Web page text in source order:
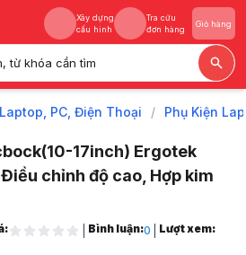
Xây dựng
cấu hình
Tra cứu
đơn hàng
Giỏ hàng
từ khóa cần tìm
Xây dựng
Tra cứu
PC, Điện Thoại / Phụ Kiện
17inch) Ergotek
chỉnh độ cao, Hợp kim
Bình luận:0
Lượt xem: